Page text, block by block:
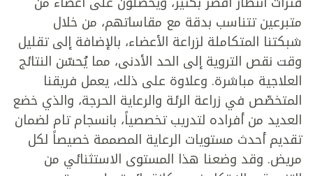
متبرعين تتناسب بدقة مع مقاساتهم، من خلال
شبكتنا المتكاملة لزراعة الأعضاء، بالإضافة إلى تقليل
وقت نقص التروية إلى الحد الأدنى، مما يُحسّن النتائج
العلاجية مباشرة. وعلاوة على ذلك، يعمل فريقنا
المتخصّص في زراعة الرئة والرعاية الحرجة، والذي خضع
العديد من أفراده لتدريب تخصصياً، بانسجام تام لضمان
تقديم أحدث مستويات الرعاية المصممة خصيصاً لكل
مريض. وقد وضعنا هذا المستوى الاستثنائي من